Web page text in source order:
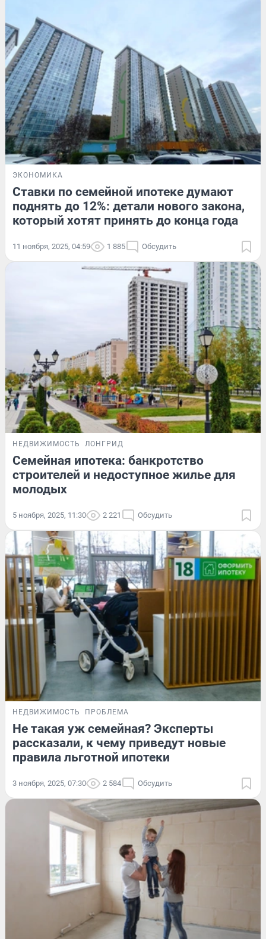
ЭКОНОМИКА
Ставки по семейной ипотеке думают
поднять до 12%: детали нового закона,
который хотят принять до конца года
11 ноября, 2025, 04:59 1 885 Обсудить
НЕДВИЖИМОСТЬ ЛОНГРИД
Семейная ипотека: банкротство
строителей и недоступное жилье для
молодых
5 ноября, 2025, 11:30 2 221 Обсудить
НЕДВИЖИМОСТЬ ПРОБЛЕМА
Не такая уж семейная? Эксперты
рассказали, к чему приведут новые
правила льготной ипотеки
3 ноября, 2025, 07:30 2 584 Обсудить